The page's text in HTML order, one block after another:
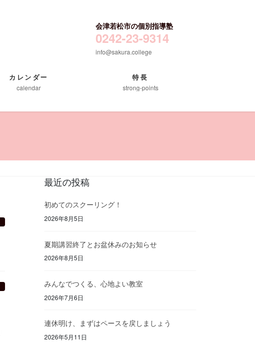
会津若松市の個別指導塾
0242-23-9314
info@sakura.college
カレンダー
calendar
特長
strong-points
最近の投稿
初めてのスクーリング！
2026年8月5日
夏期講習終了とお盆休みのお知らせ
2026年8月5日
みんなでつくる、心地よい教室
2026年7月6日
連休明け、まずはペースを戻しましょう
2026年5月11日